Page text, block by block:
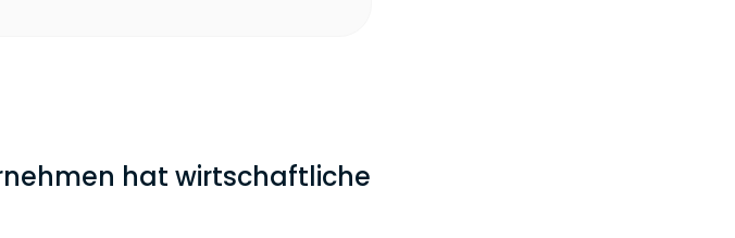
hat wirtschaftliche